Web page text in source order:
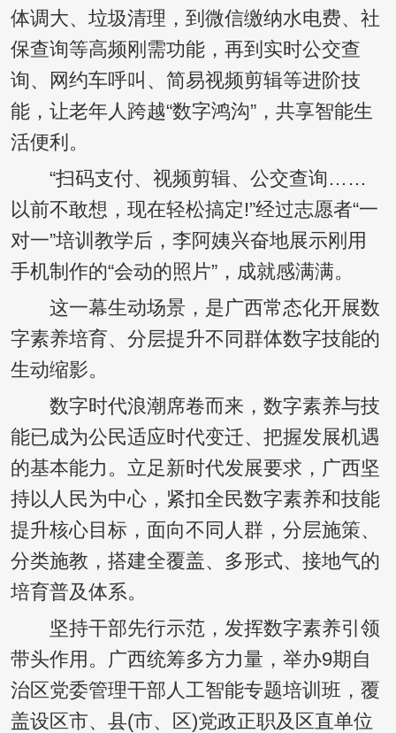
体调大、垃圾清理，到微信缴纳水电费、社
保查询等高频刚需功能，再到实时公交查
询、网约车呼叫、简易视频剪辑等进阶技
能，让老年人跨越“数字鸿沟”，共享智能生
活便利。
“扫码支付、视频剪辑、公交查询……
以前不敢想，现在轻松搞定!”经过志愿者“一
对一”培训教学后，李阿姨兴奋地展示刚用
手机制作的“会动的照片”，成就感满满。
这一幕生动场景，是广西常态化开展数
字素养培育、分层提升不同群体数字技能的
生动缩影。
数字时代浪潮席卷而来，数字素养与技
能已成为公民适应时代变迁、把握发展机遇
的基本能力。立足新时代发展要求，广西坚
持以人民为中心，紧扣全民数字素养和技能
提升核心目标，面向不同人群，分层施策、
分类施教，搭建全覆盖、多形式、接地气的
培育普及体系。
坚持干部先行示范，发挥数字素养引领
带头作用。广西统筹多方力量，举办9期自
治区党委管理干部人工智能专题培训班，覆
盖设区市、县(市、区)党政正职及区直单位